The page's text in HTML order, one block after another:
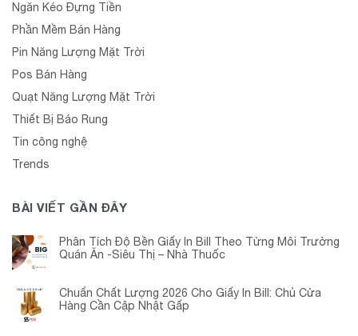
Ngăn Kéo Đựng Tiền
Phần Mềm Bán Hàng
Pin Năng Lượng Mặt Trời
Pos Bán Hàng
Quạt Năng Lượng Mặt Trời
Thiết Bị Báo Rung
Tin công nghệ
Trends
BÀI VIẾT GẦN ĐÂY
Phân Tích Độ Bền Giấy In Bill Theo Từng Môi Trường
Quán Ăn -Siêu Thị – Nhà Thuốc
Chuẩn Chất Lượng 2026 Cho Giấy In Bill: Chủ Cửa
Hàng Cần Cập Nhật Gấp